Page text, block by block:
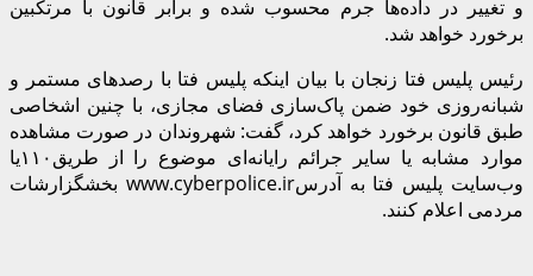
و تغییر در داده‌ها جرم محسوب شده و برابر قانون با مرتکبین
برخورد خواهد شد.
رئیس پلیس فتا زنجان با بیان اینکه پلیس فتا با رصدهای مستمر و
شبانه‌روزی خود ضمن پاک‌سازی فضای مجازی، با چنین اشخاصی
طبق قانون برخورد خواهد کرد، گفت: شهروندان در صورت مشاهده
موارد مشابه یا سایر جرائم رایانه‌ای موضوع را از طریق۱۱۰یا
وب‌سایت پلیس فتا به آدرسwww.cyberpolice.ir بخشگزارشات
مردمی اعلام کنند.